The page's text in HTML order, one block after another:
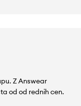
Z Answear
od od rednih cen.